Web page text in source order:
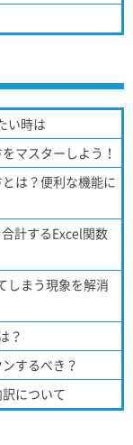
い時は
マスターしよう！
は？便利な機能に
計するExcel関数
しまう現象を解消
？
するべき？
について